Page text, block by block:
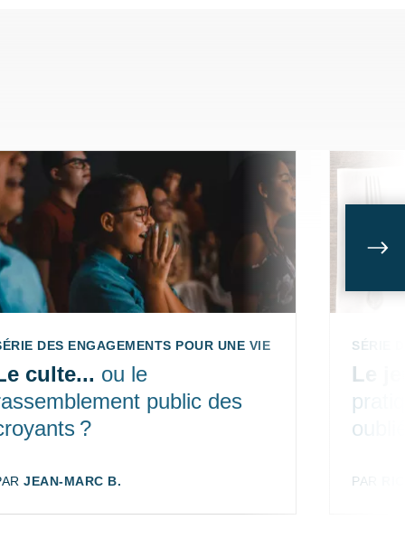
DES ENGAGEMENTS POUR UNE VIE DE DISCIPLES ÉP.
culte... ou le
public des
?
JEAN-MARC B.
SÉRIE
Le
PAR